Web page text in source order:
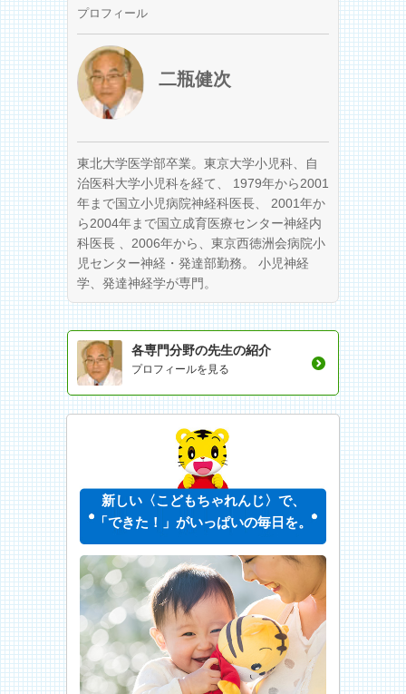
プロフィール
二瓶健次
東北大学医学部卒業。東京大学小児科、自
治医科大学小児科を経て、 1979年から2001
年まで国立小児病院神経科医長、 2001年か
ら2004年まで国立成育医療センター神経内
科医長 、2006年から、東京西徳洲会病院小
児センター神経・発達部勤務。 小児神経
学、発達神経学が専門。
各専門分野の先生の紹介
プロフィールを見る
新しい〈こどもちゃれんじ〉で、
「できた！」がいっぱいの毎日を。